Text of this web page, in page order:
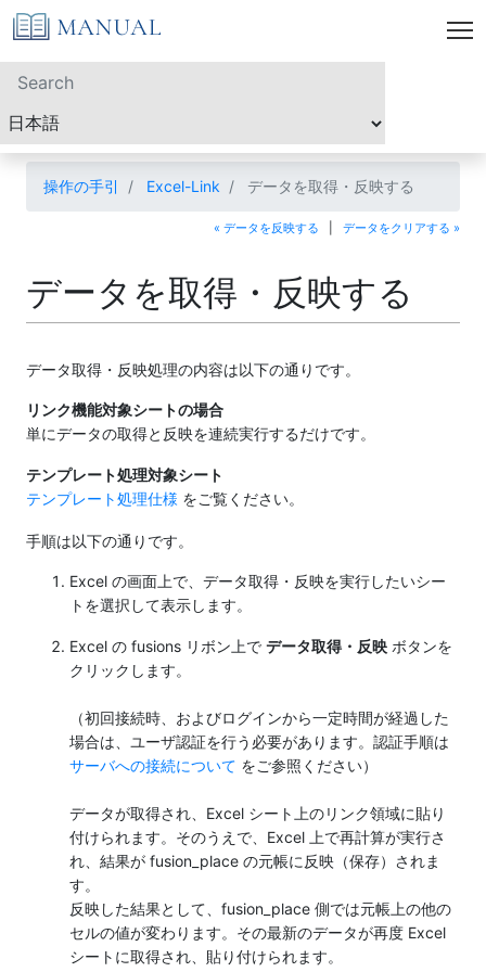
操作の手引 Excel-Link データを取得・反映する
« データを反映する データをクリアする »
データを取得・反映する
データ取得・反映処理の内容は以下の通りです。
リンク機能対象シートの場合
単にデータの取得と反映を連続実行するだけです。
テンプレート処理対象シート
テンプレート処理仕様 をご覧ください。
手順は以下の通りです。
Excel の画面上で、データ取得・反映を実行したいシー
トを選択して表示します。
Excel の fusions リボン上で データ取得・反映 ボタンを
クリックします。
（初回接続時、およびログインから一定時間が経過した
場合は、ユーザ認証を行う必要があります。認証手順は
サーバへの接続について をご参照ください）
データが取得され、Excel シート上のリンク領域に貼り
付けられます。そのうえで、Excel 上で再計算が実行さ
れ、結果が fusion_place の元帳に反映（保存）されま
す。
反映した結果として、fusion_place 側では元帳上の他の
セルの値が変わります。その最新のデータが再度 Excel
シートに取得され、貼り付けられます。